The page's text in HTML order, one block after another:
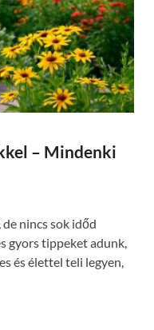
– Mindenki
nincs sok időd
gyors tippeket adunk,
és élettel teli legyen,